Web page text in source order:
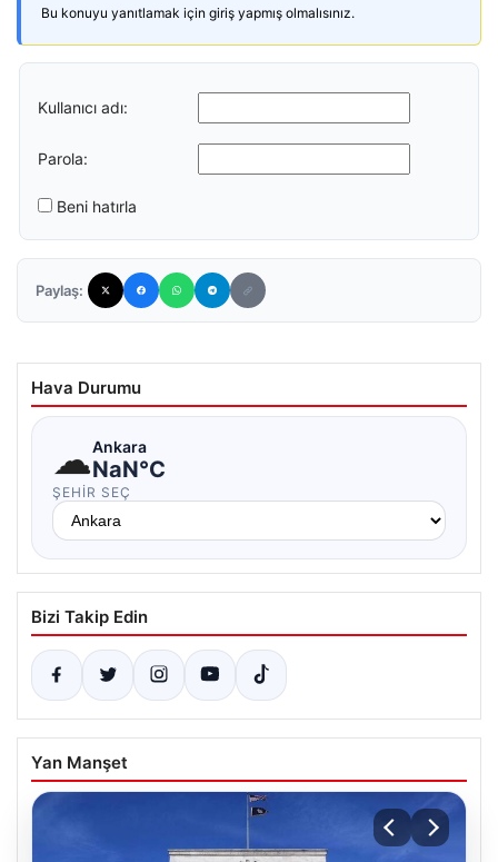
Bu konuyu yanıtlamak için giriş yapmış olmalısınız.
Kullanıcı adı:
Parola:
Beni hatırla
Paylaş:
Hava Durumu
☁Ankara
NaN°C
ŞEHIR SEÇ
Bizi Takip Edin
Yan Manşet